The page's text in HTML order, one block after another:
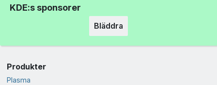
KDE:s sponsorer
Bläddra
Produkter
Plasma